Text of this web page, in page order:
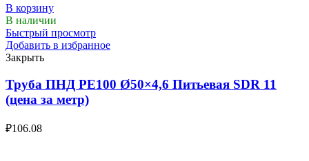
В корзину
В наличии
Быстрый просмотр
Добавить в избранное
Закрыть
Труба ПНД РЕ100 Ø50×4,6 Питьевая SDR 11
(цена за метр)
₽106.08